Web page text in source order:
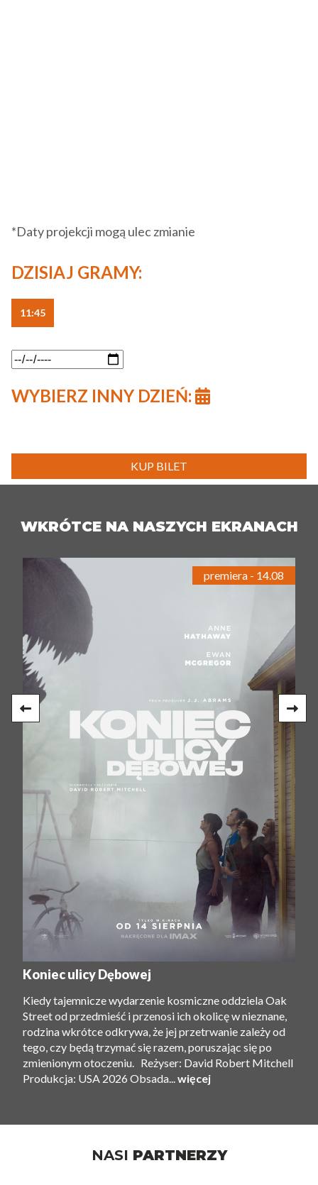
*Daty projekcji mogą ulec zmianie
DZISIAJ GRAMY:
11:45
WYBIERZ INNY DZIEŃ:
KUP BILET
WKRÓTCE NA NASZYCH EKRANACH
Koniec ulicy Dębowej
Kiedy tajemnicze wydarzenie kosmiczne oddziela Oak
Street od przedmieść i przenosi ich okolicę w nieznane,
rodzina wkrótce odkrywa, że ​​jej przetrwanie zależy od
tego, czy będą trzymać się razem, poruszając się po
zmienionym otoczeniu. Reżyser: David Robert Mitchell
Produkcja: USA 2026 Obsada...więcej
premiera - 14.08
NASI PARTNERZY